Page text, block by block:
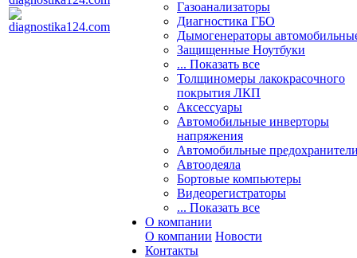
Газоанализаторы
Диагностика ГБО
Дымогенераторы
Защищенные Ноутбуки
... Показать все
Толщиномеры лакокрасочного
покрытия ЛКП
Аксессуары
Автомобильные инверторы
напряжения
Автомобильные
Автоодеяла
Бортовые компьютеры
Видеорегистраторы
... Показать все
О компании
О компании Новости
Контакты